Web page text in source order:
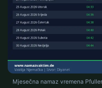
Mjesečna namaz vremena